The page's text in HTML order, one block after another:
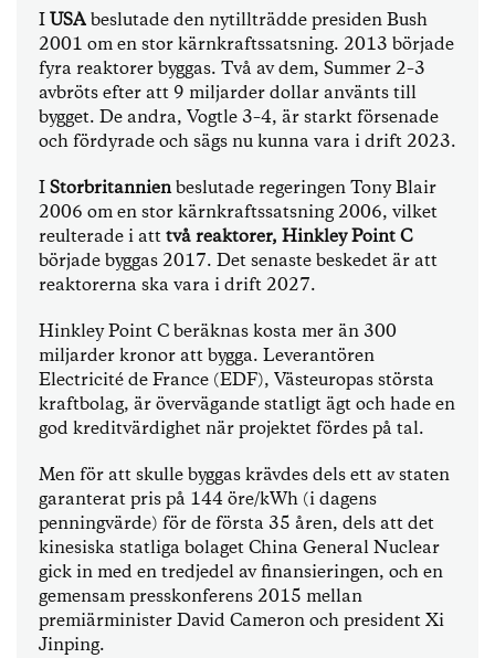
IUSAbeslutade den nytillträdde presiden Bush
2001 om en stor kärnkraftssatsning. 2013 började
fyra reaktorer byggas. Två av dem, Summer 2–3
avbröts efter att 9 miljarder dollar använts till
bygget. De andra, Vogtle 3–4, är starkt försenade
och fördyrade och sägs nu kunna vara i drift 2023.
IStorbritannienbeslutade regeringen Tony Blair
2006 om en stor kärnkraftssatsning 2006, vilket
reulterade i atttvå reaktorer, Hinkley Point C
började byggas 2017. Det senaste beskedet är att
reaktorerna ska vara i drift 2027.
Hinkley Point C beräknas kosta mer än 300
miljarder kronor att bygga. Leverantören
Electricité de France (EDF), Västeuropas största
kraftbolag, är övervägande statligt ägt och hade en
god kreditvärdighet när projektet fördes på tal.
Men för att skulle byggas krävdes dels ett av staten
garanterat pris på 144 öre/kWh (i dagens
penningvärde) för de första 35 åren, dels att det
kinesiska statliga bolaget China General Nuclear
gick in med en tredjedel av finansieringen, och en
gemensam presskonferens 2015 mellan
premiärminister David Cameron och president Xi
Jinping.